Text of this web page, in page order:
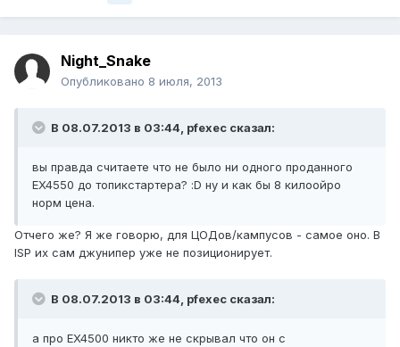
Night_Snake
Опубликовано 8 июля, 2013
В 08.07.2013 в 03:44, pfexec сказал:
вы правда считаете что не было ни одного проданного
EX4550 до топикстартера? :D ну и как бы 8 килоойро
норм цена.
Отчего же? Я же говорю, для ЦОДов/кампусов - самое оно. В
ISP их сам джунипер уже не позиционирует.
В 08.07.2013 в 03:44, pfexec сказал:
а про EX4500 никто же не скрывал что он с